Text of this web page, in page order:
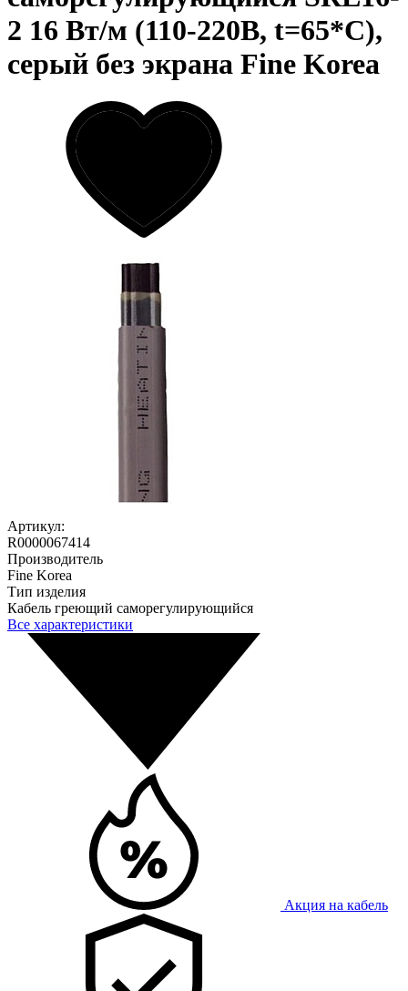
2 16 Вт/м (110-220В, t=65*C),
серый без экрана Fine Korea
Артикул:
R0000067414
Производитель
Fine Korea
Тип изделия
Кабель греющий саморегулирующийся
Все характеристики
Акция на кабель